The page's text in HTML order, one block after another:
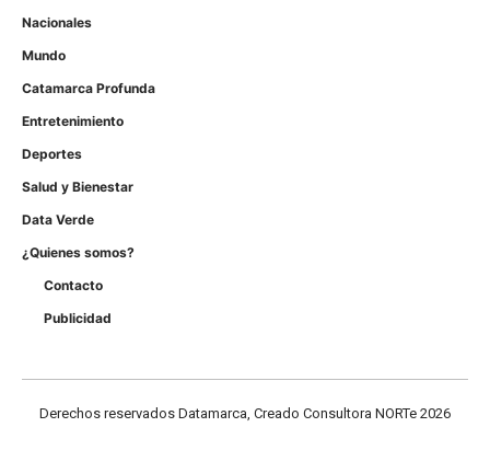
Nacionales
Mundo
Catamarca Profunda
Entretenimiento
Deportes
Salud y Bienestar
Data Verde
¿Quienes somos?
Contacto
Publicidad
Derechos reservados Datamarca, Creado Consultora NORTe 2026